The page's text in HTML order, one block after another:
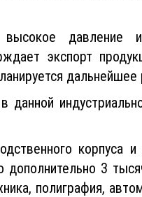
давление и
экспорт
дальнейшее
корпуса
3
полиграфия,